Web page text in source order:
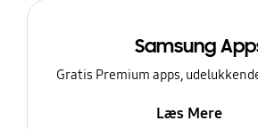
Samsung
Gratis Premium apps,
Læs Mere